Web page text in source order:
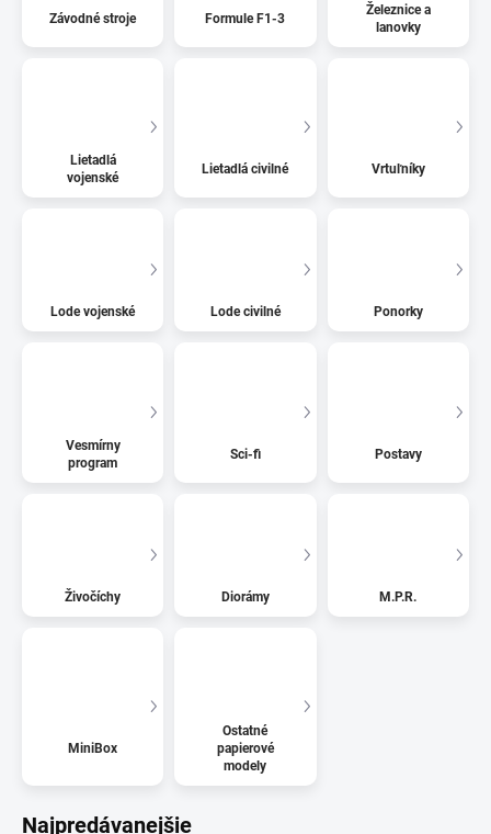
Závodné stroje Formule F1-3
Železnice a
lanovky
Lietadlá
vojenské
Lietadlá civilné Vrtuľníky
Lode vojenské Lode civilné Ponorky
Vesmírny
program
Sci-fi Postavy
Živočíchy Diorámy M.P.R.
MiniBox
Ostatné
papierové
modely
Najpredávanejšie